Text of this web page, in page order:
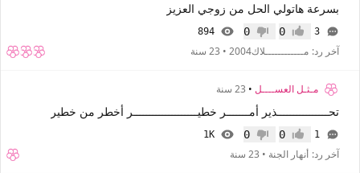
بسرعة هاتولي الحل من زوجي العزيز
3 إعجاب0 عدم إعجاب
0
894
آخر رد: مــــــــــــلاك2004 • 23 سنة
مـثـل العســــل • 23 سنة
تحــــــــــــــــذير أمـــــــر خطيــــــــــــــــــــر أخطر من خطير
1 إعجاب0 عدم إعجاب
0
1K
آخر رد: أنهار الجنة • 23 سنة